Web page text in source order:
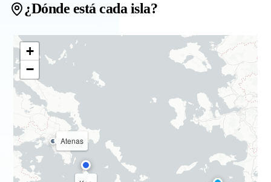
¿Dónde está cada isla?
Atenas
+
−